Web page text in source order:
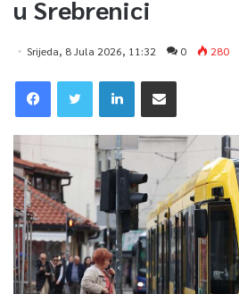
u Srebrenici
Srijeda, 8 Jula 2026, 11:32 0 280